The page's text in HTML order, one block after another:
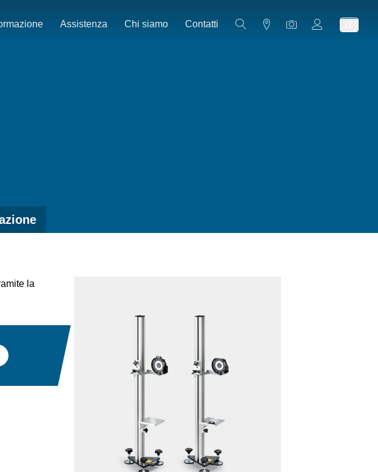
Assistenza Chi siamo Contatti
la